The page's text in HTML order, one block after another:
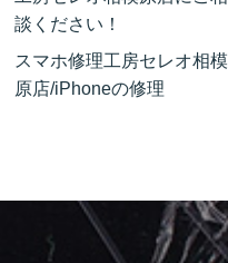
談ください！
スマホ修理工房セレオ相模
原店/iPhoneの修理